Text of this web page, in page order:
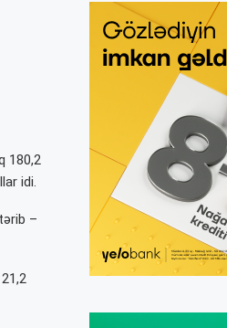
180,2
idi.
–